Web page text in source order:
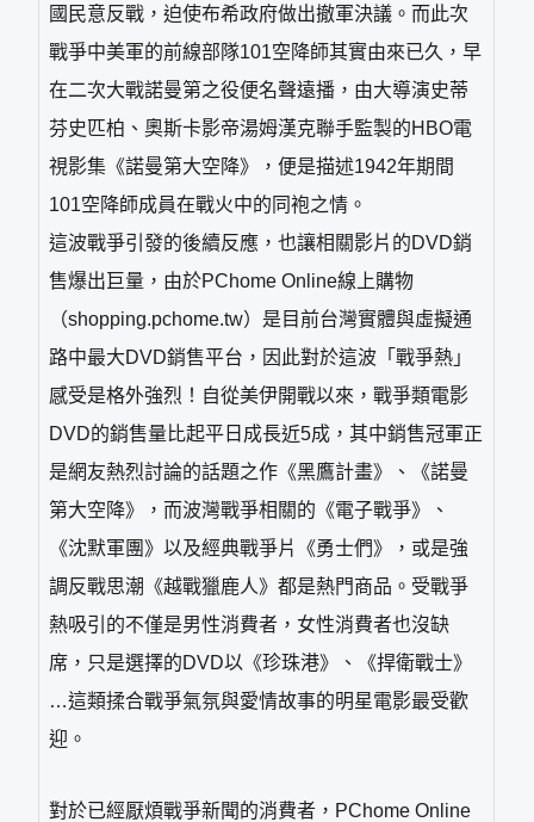
國民意反戰，迫使布希政府做出撤軍決議。而此次
戰爭中美軍的前線部隊101空降師其實由來已久，早
在二次大戰諾曼第之役便名聲遠播，由大導演史蒂
芬史匹柏、奧斯卡影帝湯姆漢克聯手監製的HBO電
視影集《諾曼第大空降》，便是描述1942年期間
101空降師成員在戰火中的同袍之情。
這波戰爭引發的後續反應，也讓相關影片的DVD銷
售爆出巨量，由於PChome Online線上購物
（shopping.pchome.tw）是目前台灣實體與虛擬通
路中最大DVD銷售平台，因此對於這波「戰爭熱」
感受是格外強烈！自從美伊開戰以來，戰爭類電影
DVD的銷售量比起平日成長近5成，其中銷售冠軍正
是網友熱烈討論的話題之作《黑鷹計畫》、《諾曼
第大空降》，而波灣戰爭相關的《電子戰爭》、
《沈默軍團》以及經典戰爭片《勇士們》，或是強
調反戰思潮《越戰獵鹿人》都是熱門商品。受戰爭
熱吸引的不僅是男性消費者，女性消費者也沒缺
席，只是選擇的DVD以《珍珠港》、《捍衛戰士》
…這類揉合戰爭氣氛與愛情故事的明星電影最受歡
迎。
對於已經厭煩戰爭新聞的消費者，PChome Online